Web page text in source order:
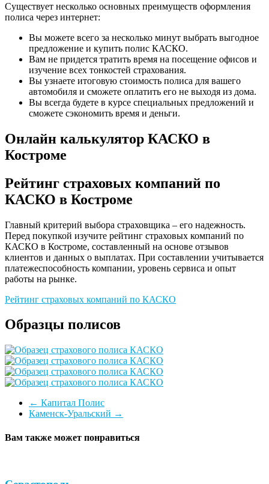
Существует несколько основных преимуществ оформления
полиса через интернет:
Вы можете всего за несколько минут выбрать выгодное
предложение и купить полис КАСКО.
Вам не придется тратить время на посещение офисов и
изучение всех тонкостей страхования.
Вы узнаете итоговую стоимость полиса для вашего
автомобиля и сможете оплатить его не выходя из дома.
Вы всегда будете в курсе специальных предложений и
сможете сэкономить время и деньги.
Онлайн калькулятор КАСКО в
Костроме
Рейтинг страховых компаний по
КАСКО в Костроме
Главный критерий выбора страховщика – его надежность.
Перед покупкой изучите рейтинг страховых компаний по
КАСКО в Костроме, составленный на основе отзывов
клиентов и данных о выплатах. При составлении учитывается
платежеспособность компании, уровень сервиса и опыт
работы на рынке.
Рейтинг страховых компаний по КАСКО
Образцы полисов
← Капитал Полис
Каменск-Уральский →
Вам также может понравиться